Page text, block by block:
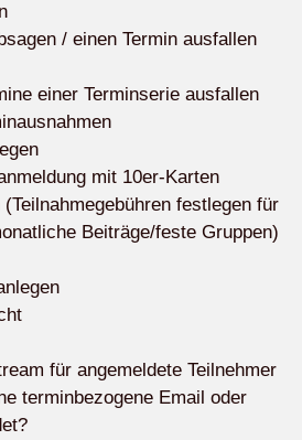
/ einen Termin ausfallen
einer Terminserie ausfallen
mit 10er-Karten
(Teilnahmegebühren festlegen für
Beiträge/feste Gruppen)
für angemeldete Teilnehmer
terminbezogene Email oder